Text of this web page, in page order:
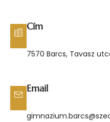
tartalomhoz
Cím
7570 Barcs, Tavasz
Email